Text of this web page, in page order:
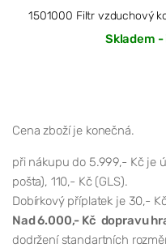
1501000 Filtr vzduchový
Skladem -
Cena zboží je konečná.
při nákupu do 5.999,- Kč je
pošta), 110,- Kč (GLS).
Dobírkový příplatek je 30,-
Nad 6.000,- Kč dopravu
dodržení standartních